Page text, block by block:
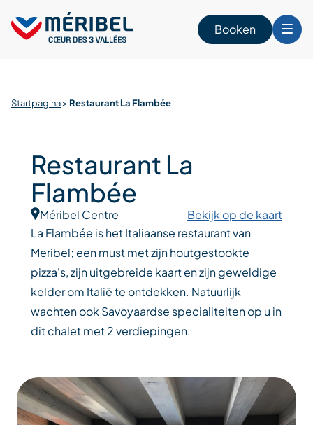
content
Booken
Startpagina> Restaurant La Flambée
Restaurant La
Flambée
Méribel Centre
Bekijk op de kaart
La Flambée is het Italiaanse restaurant van
Meribel; een must met zijn houtgestookte
pizza's, zijn uitgebreide kaart en zijn geweldige
kelder om Italië te ontdekken. Natuurlijk
wachten ook Savoyaardse specialiteiten op u in
dit chalet met 2 verdiepingen.